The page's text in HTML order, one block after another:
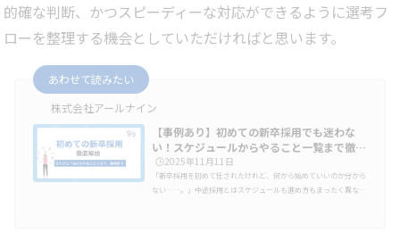
的確な判断、かつスピーディーな対応ができるように選考フ
ローを整理する機会としていただければと思います。
あわせて読みたい
株式会社アールナイン
【事例あり】初めての新卒採用でも迷わな
い！スケジュールからやること一覧まで徹…
🕒️2025年11月11日
「新卒採用を初めて任されたけれど、何から始めていいのか分から
ない……。」中途採用とはスケジュールも進め方もまったく異な